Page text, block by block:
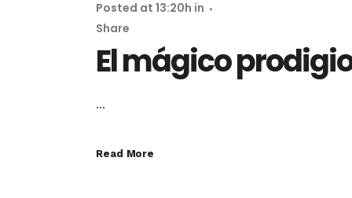
El mágico
Posted at 13:20h in
Share
...
Read More